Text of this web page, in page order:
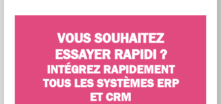
VOUS SOUHAITEZ
ESSAYER RAPIDI ?
INTÉGREZ RAPIDEMENT
TOUS LES SYSTÈMES ERP
ET CRM